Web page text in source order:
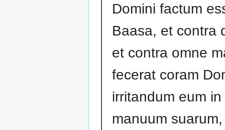
Domini factum
Baasa, et contra
et contra omne
fecerat coram
irritandum eum
manuum